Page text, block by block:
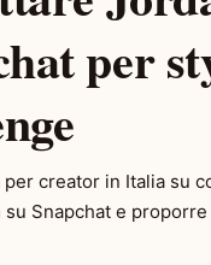
per
per creator in Italia su
su Snapchat e